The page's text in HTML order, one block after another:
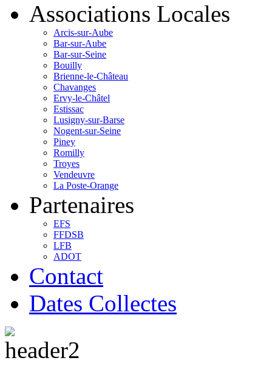
Associations Locales
Arcis-sur-Aube
Bar-sur-Aube
Bar-sur-Seine
Bouilly
Brienne-le-Château
Chavanges
Ervy-le-Châtel
Estissac
Lusigny-sur-Barse
Nogent-sur-Seine
Piney
Romilly
Troyes
Vendeuvre
La Poste-Orange
Partenaires
EFS
FFDSB
LFB
ADOT
Contact
Dates Collectes